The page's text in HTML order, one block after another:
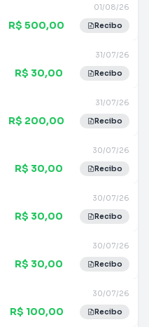
01/08/26
R$ 500,00 Recibo
31/07/26
R$ 30,00 Recibo
31/07/26
R$ 200,00 Recibo
30/07/26
R$ 30,00 Recibo
30/07/26
R$ 30,00 Recibo
30/07/26
R$ 30,00 Recibo
30/07/26
R$ 100,00 Recibo